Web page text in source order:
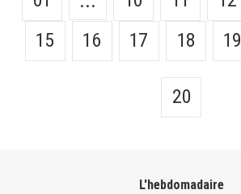
15
16 17 18 19
20
L'hebdomadaire